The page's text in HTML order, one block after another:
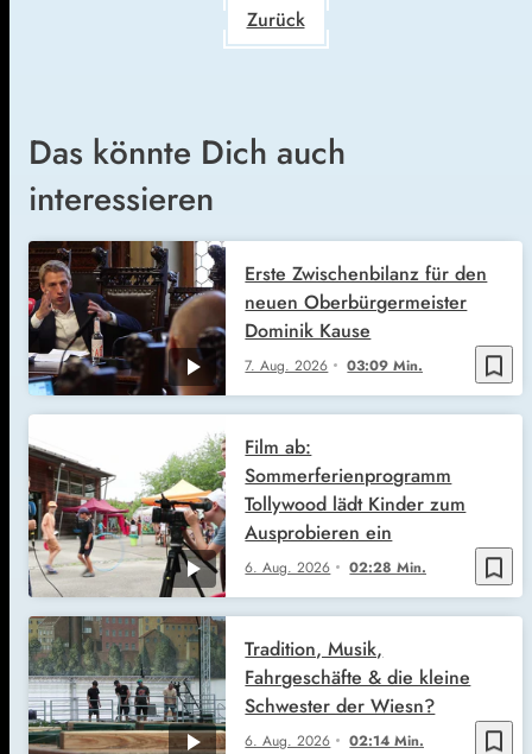
Zurück
Das könnte Dich auch
interessieren
bookmark_border
7. Aug. 2026 03:09 Min.
Erste Zwischenbilanz für den
neuen Oberbürgermeister
Dominik Kause
bookmark_border
6. Aug. 2026 02:28 Min.
Film ab:
Sommerferienprogramm
Tollywood lädt Kinder zum
Ausprobieren ein
bookmark_border
6. Aug. 2026 02:14 Min.
Tradition, Musik,
Fahrgeschäfte & die kleine
Schwester der Wiesn?